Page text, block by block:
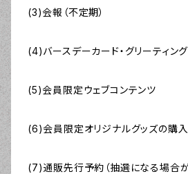
(3)会報（不定期）
(4)バースデーカード・グリーティン
(5)会員限定ウェブコンテンツ
(6)会員限定オリジナルグッズの購入
(7)通販先行予約（抽選になる場合が